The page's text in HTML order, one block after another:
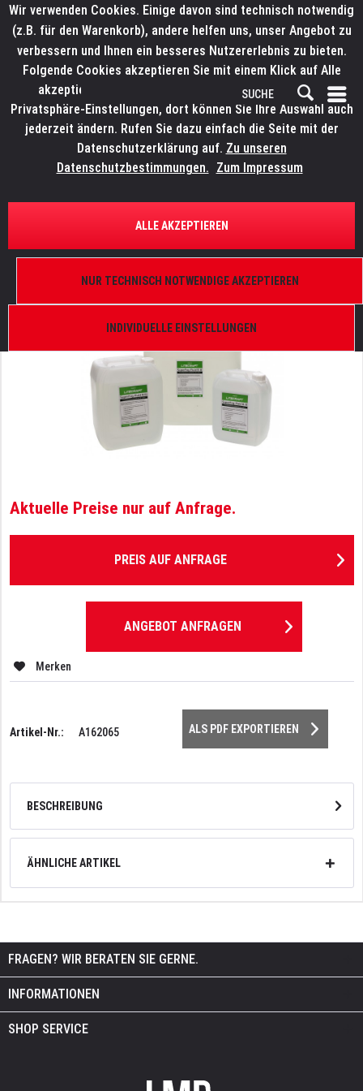
ÜBERSICHT NEBEL UND EFFEKTE
LITECRAFT SuperFog Fluid B III
Aktuelle Preise nur auf Anfrage.
PREIS AUF ANFRAGE
ANGEBOT ANFRAGEN
Merken
Artikel-Nr.: A162065 ALS PDF EXPORTIEREN
BESCHREIBUNG
ÄHNLICHE ARTIKEL
FRAGEN? WIR BERATEN SIE GERNE.
INFORMATIONEN
SHOP SERVICE
Wir verwenden Cookies. Einige davon sind technisch notwendig
(z.B. für den Warenkorb), andere helfen uns, unser Angebot zu
verbessern und Ihnen ein besseres Nutzererlebnis zu bieten.
Folgende Cookies akzeptieren Sie mit einem Klick auf Alle
akzeptieren. Weitere Informationen finden Sie in den
Privatsphäre-Einstellungen, dort können Sie Ihre Auswahl auch
jederzeit ändern. Rufen Sie dazu einfach die Seite mit der
Datenschutzerklärung auf. Zu unseren
Datenschutzbestimmungen. Zum Impressum
INDIVIDUELLE EINSTELLUNGEN
NUR TECHNISCH NOTWENDIGE AKZEPTIEREN
ALLE AKZEPTIEREN